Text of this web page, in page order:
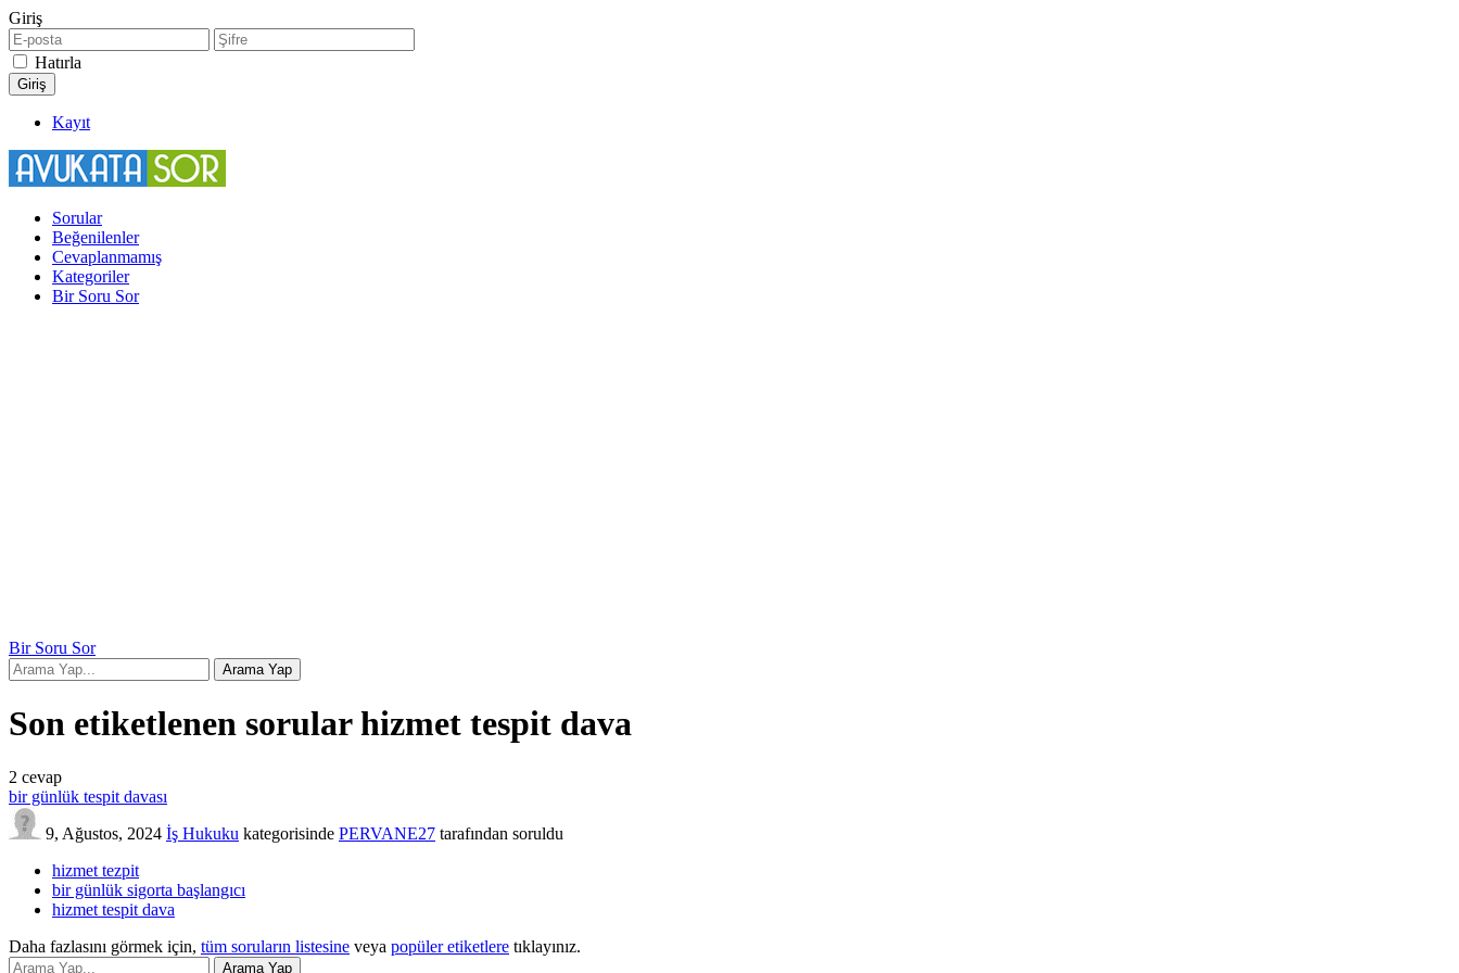
Giriş
Hatırla
Kayıt
Sorular
Beğenilenler
Cevaplanmamış
Kategoriler
Bir Soru Sor
Bir Soru Sor
Son etiketlenen sorular hizmet tespit dava
2 cevap
bir günlük tespit davası
9, Ağustos, 2024 İş Hukuku kategorisinde PERVANE27 tarafından soruldu
hizmet tezpit
bir günlük sigorta başlangıcı
hizmet tespit dava
Daha fazlasını görmek için, tüm soruların listesine veya popüler etiketlere tıklayınız.